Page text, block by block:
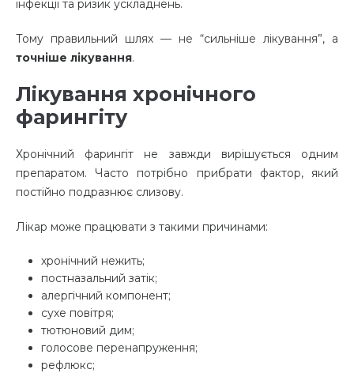
інфекції та ризик ускладнень.
Тому правильний шлях — не “сильніше лікування”, а
точніше лікування.
Лікування хронічного
фарингіту
Хронічний фарингіт не завжди вирішується одним
препаратом. Часто потрібно прибрати фактор, який
постійно подразнює слизову.
Лікар може працювати з такими причинами:
хронічний нежить;
постназальний затік;
алергічний компонент;
сухе повітря;
тютюновий дим;
голосове перенапруження;
рефлюкс;